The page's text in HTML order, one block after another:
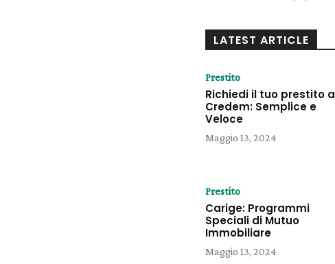
LATEST ARTICLE
Prestito
Richiedi il tuo prestito a
Credem: Semplice e
Veloce
Maggio 13, 2024
Prestito
Carige: Programmi
Speciali di Mutuo
Immobiliare
Maggio 13, 2024